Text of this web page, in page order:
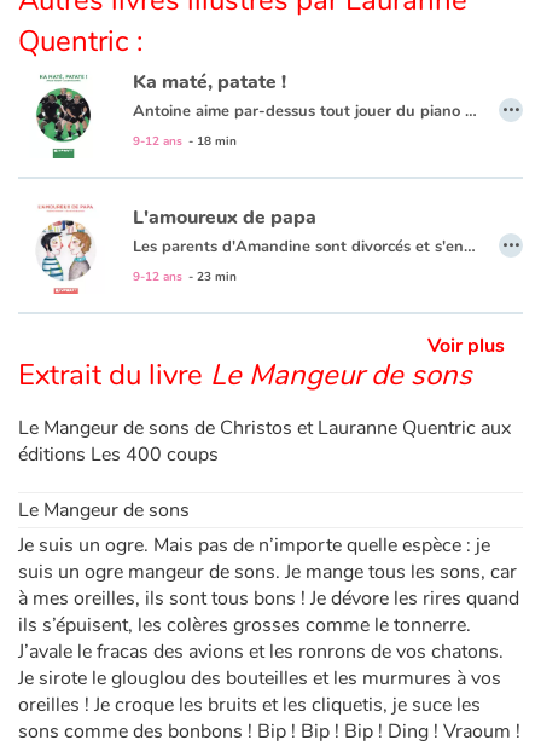
Apprendre les langues
Dyslexie, troubles de la lecture
Nos listes de lecture
Les plus lus
Coups de coeur
Quentric :
Ka maté, patate !
Antoine aime par-dessus tout jouer du piano et écrire des histoires. Un jour pourtant, son père l'inscrit au club de rugby sans lui demander son avis. Une histoire pour découvrir que finalement, le rugby c'est vraiment chouette et que des fois on peut se tromper.
9-12 ans - 18 min
…
L'amoureux de papa
Les parents d'Amandine sont divorcés et s'entendent très bien. Tout est à sa place dans la vie de la petite fille. Mais un jour son père lui présente son amoureux qui n'est d'autre que Jean, l'instituteur de sa fille. Amandine a bien du mal à accepter l'homosexualité de son père. Pendant un temps, son père choisit de rompre sa relation avec Jean pour ne pas entraver sa relation avec sa fille. Mais grâce à ses copains et à sa mère, Amandine va finir par comprendre : «C'est de l'amour tout ça, juste de l'amour». Et elle va, à l'aide de ses copains provoquer une rencontre entre son père et Jean pour qu'ils renouent leur relation.
9-12 ans - 23 min
…
Voir plus
Extrait du livre Le Mangeur de sons
Le Mangeur de sons de Christos et Lauranne Quentric aux
éditions Les 400 coups
Le Mangeur de sons
Je suis un ogre. Mais pas de n’importe quelle espèce : je
suis un ogre mangeur de sons. Je mange tous les sons, car
à mes oreilles, ils sont tous bons ! Je dévore les rires quand
ils s’épuisent, les colères grosses comme le tonnerre.
J’avale le fracas des avions et les ronrons de vos chatons.
Je sirote le glouglou des bouteilles et les murmures à vos
oreilles ! Je croque les bruits et les cliquetis, je suce les
sons comme des bonbons ! Bip ! Bip ! Bip ! Ding ! Vraoum !